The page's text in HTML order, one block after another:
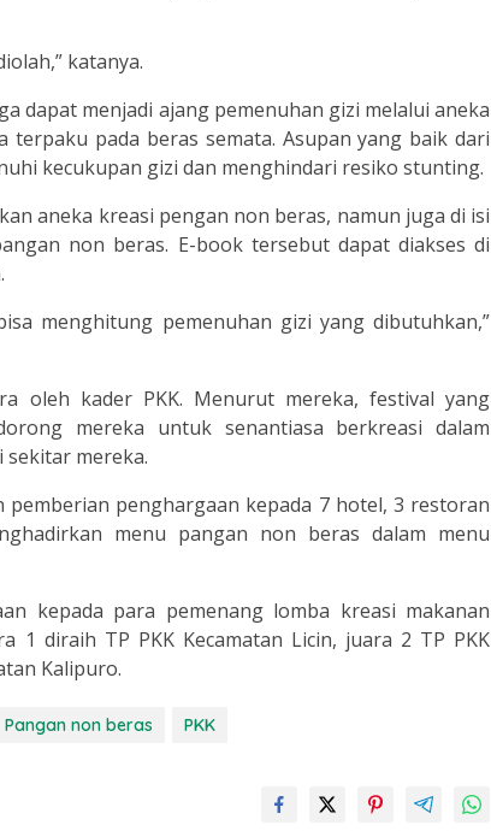
katanya.
dapat menjadi ajang pemenuhan gizi melalui aneka
terpaku pada beras semata. Asupan yang baik dari
kecukupan gizi dan menghindari resiko stunting.
aneka kreasi pengan non beras, namun juga di isi
non beras. E-book tersebut dapat diakses di
menghitung pemenuhan gizi yang dibutuhkan,”
oleh kader PKK. Menurut mereka, festival yang
mereka untuk senantiasa berkreasi dalam
sekitar mereka.
pemberian penghargaan kepada 7 hotel, 3 restoran
menu pangan non beras dalam menu
kepada para pemenang lomba kreasi makanan
1 diraih TP PKK Kecamatan Licin, juara 2 TP PKK
Kalipuro.
Pangan non beras PKK